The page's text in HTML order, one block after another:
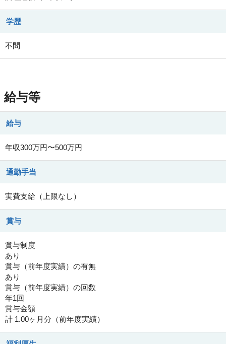
学歴
不問
給与等
給与
年収300万円〜500万円
通勤手当
実費支給（上限なし）
賞与
賞与制度
あり
賞与（前年度実績）の有無
あり
賞与（前年度実績）の回数
年1回
賞与金額
計 1.00ヶ月分（前年度実績）